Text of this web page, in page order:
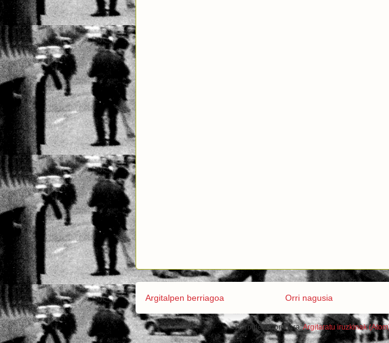
Argitalpen berriagoa Orri nagusia
Harpidetu honetara:Argitaratu iruzkinak